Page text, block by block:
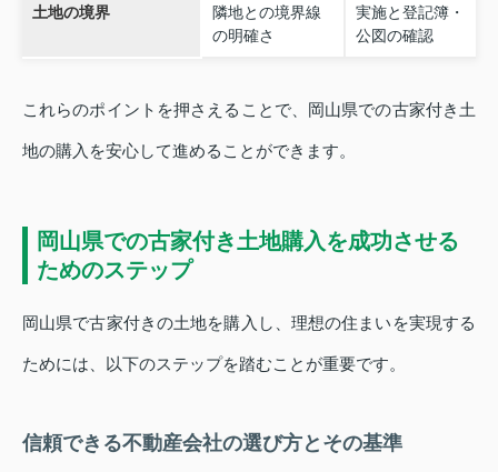
土地の境界
隣地との境界線
の明確さ
実施と登記簿・
公図の確認
これらのポイントを押さえることで、岡山県での古家付き土
地の購入を安心して進めることができます。
岡山県での古家付き土地購入を成功させる
ためのステップ
岡山県で古家付きの土地を購入し、理想の住まいを実現する
ためには、以下のステップを踏むことが重要です。
信頼できる不動産会社の選び方とその基準